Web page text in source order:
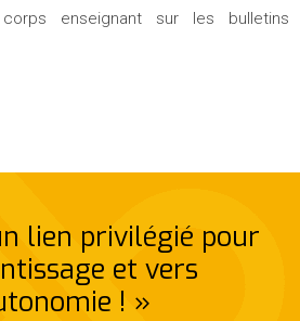
enseignant sur les bulletins
lien privilégié pour
et vers
! »